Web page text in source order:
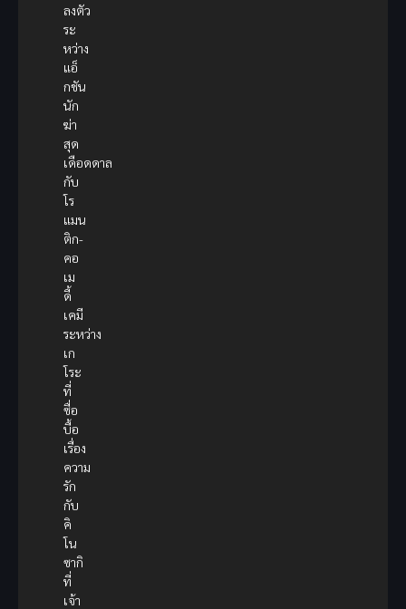
ลงตัว
ระ
หว่าง
แอ็
กชัน
นัก
ฆ่า
สุด
เดือดดาล
กับ
โร
แมน
ติก-
คอ
เม
ดี้
เคมี
ระหว่าง
เก
โระ
ที่
ซื่อ
บื้อ
เรื่อง
ความ
รัก
กับ
คิ
โน
ซากิ
ที่
เจ้า